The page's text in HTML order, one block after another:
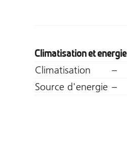
Climatisation et energie
Climatisation
–
Source d'energie –